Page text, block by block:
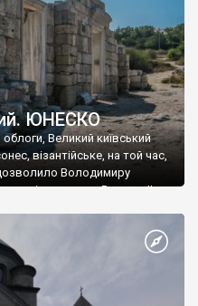
ЮНЕСКО
облоги, Великий київський
візантійське, на той час,
Володимиру
імператору Василю ІІ, та
Василем-християнином.
Херсонесу Таврійського